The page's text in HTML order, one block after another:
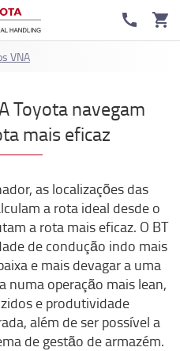
VNA
Toyota navegam
mais eficaz
as localizações das
a rota ideal desde o
a rota mais eficaz. O BT
de condução indo mais
e mais devagar a uma
numa operação mais lean,
e produtividade
além de ser possível a
de gestão de armazém.